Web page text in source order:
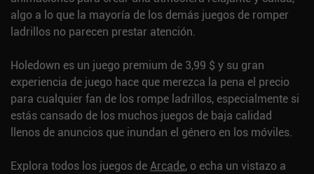
algo a lo que la mayoría de los demás juegos de romper
ladrillos no parecen prestar atención.
Holedown es un juego premium de 3,99 $ y su gran
experiencia de juego hace que merezca la pena el precio
para cualquier fan de los rompe ladrillos, especialmente si
estás cansado de los muchos juegos de baja calidad
llenos de anuncios que inundan el género en los móviles.
Explora todos los juegos deArcade, o echa un vistazo a